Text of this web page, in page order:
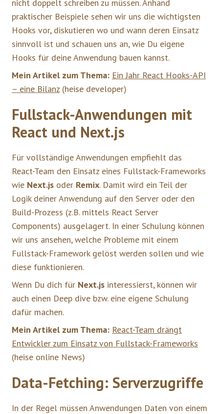
nicht doppelt schreiben zu müssen. Anhand
praktischer Beispiele sehen wir uns die wichtigsten
Hooks vor, diskutieren wo und wann deren Einsatz
sinnvoll ist und schauen uns an, wie Du eigene
Hooks für deine Anwendung bauen kannst.
Mein Artikel zum Thema: Ein Jahr React Hooks-API
– eine Bilanz (heise developer)
Fullstack-Anwendungen mit
React und Next.js
Für vollständige Anwendungen empfiehlt das
React-Team den Einsatz eines Fullstack-Frameworks
wie Next.js oder Remix. Damit wird ein Teil der
Logik deiner Anwendung auf den Server oder den
Build-Prozess (z.B. mittels React Server
Components) ausgelagert. In einer Schulung können
wir uns ansehen, welche Probleme mit einem
Fullstack-Framework gelöst werden sollen und wie
diese funktionieren.
Wenn Du dich für Next.js interessierst, können wir
auch einen Deep dive bzw. eine eigene Schulung
dafür machen.
Mein Artikel zum Thema: React-Team drängt
Entwickler zum Einsatz von Fullstack-Frameworks
(heise online News)
Data-Fetching: Serverzugriffe
In der Regel müssen Anwendungen Daten von einem